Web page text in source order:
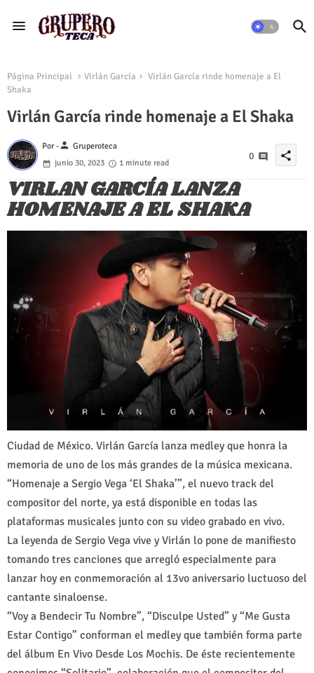
Página Principal Virlán García
Virlán García rinde homenaje a El
Shaka
Virlán García rinde homenaje a El Shaka
Por -person Gruperoteca
junio 30, 2023
1 minute read
0 share
VIRLAN GARCÍA LANZA
HOMENAJE A EL SHAKA
Ciudad de México. Virlán García lanza medley que honra la
memoria de uno de los más grandes de la música mexicana.
“Homenaje a Sergio Vega ‘El Shaka’”, el nuevo track del
compositor del norte, ya está disponible en todas las
plataformas musicales junto con su video grabado en vivo.
La leyenda de Sergio Vega vive y Virlán lo pone de manifiesto
tomando tres canciones que arregló especialmente para
lanzar hoy en conmemoración al 13vo aniversario luctuoso del
cantante sinaloense.
“Voy a Bendecir Tu Nombre”, “Disculpe Usted” y “Me Gusta
Estar Contigo” conforman el medley que también forma parte
del álbum En Vivo Desde Los Mochis. De éste recientemente